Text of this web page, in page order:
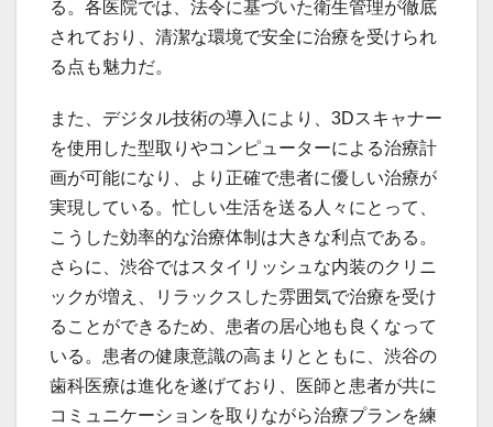
る。各医院では、法令に基づいた衛生管理が徹底
されており、清潔な環境で安全に治療を受けられ
る点も魅力だ。
また、デジタル技術の導入により、3Dスキャナー
を使用した型取りやコンピューターによる治療計
画が可能になり、より正確で患者に優しい治療が
実現している。忙しい生活を送る人々にとって、
こうした効率的な治療体制は大きな利点である。
さらに、渋谷ではスタイリッシュな内装のクリニ
ックが増え、リラックスした雰囲気で治療を受け
ることができるため、患者の居心地も良くなって
いる。患者の健康意識の高まりとともに、渋谷の
歯科医療は進化を遂げており、医師と患者が共に
コミュニケーションを取りながら治療プランを練